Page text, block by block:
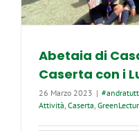
Abetaia di
Caserta con i
26 Marzo 2023 |
Attività Caserta